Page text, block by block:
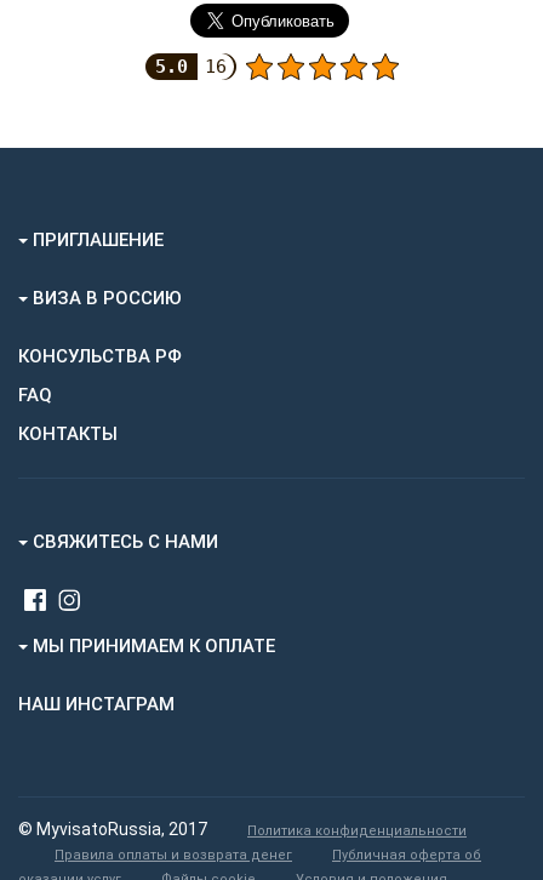
5.0 16
ПРИГЛАШЕНИЕ
ВИЗА В РОССИЮ
КОНСУЛЬСТВА РФ
FAQ
КОНТАКТЫ
СВЯЖИТЕСЬ С НАМИ
МЫ ПРИНИМАЕМ К ОПЛАТЕ
НАШ ИНСТАГРАМ
© MyvisatoRussia, 2017
Политика конфиденциальности
Правила оплаты и возврата денег
Публичная оферта об